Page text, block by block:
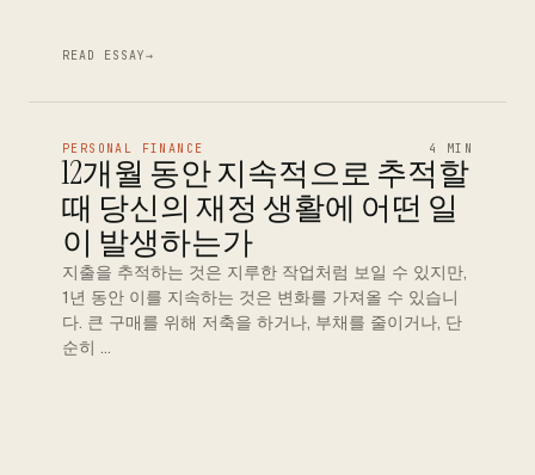
READ ESSAY→
PERSONAL FINANCE 4 MIN
12개월 동안 지속적으로 추적할
때 당신의 재정 생활에 어떤 일
이 발생하는가
지출을 추적하는 것은 지루한 작업처럼 보일 수 있지만,
1년 동안 이를 지속하는 것은 변화를 가져올 수 있습니
다. 큰 구매를 위해 저축을 하거나, 부채를 줄이거나, 단
순히 …